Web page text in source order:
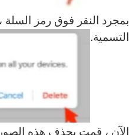
بمجرد النقر فوق رمز
التسمية.